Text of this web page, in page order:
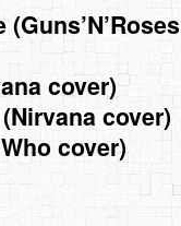
cover)
cover)
cover)